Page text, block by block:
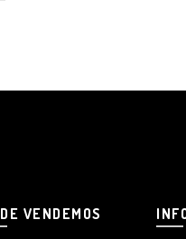
VENDEMOS